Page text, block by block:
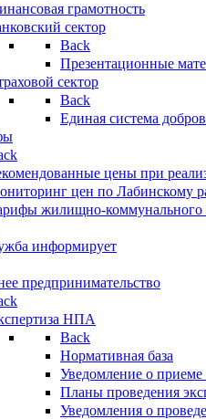
грамотность
сектор
Back
Презентационные
сектор
Back
Единая система
цены при
цен по Лабинскому
жилищно-коммунального
информирует
предпринимательство
НПА
Back
Нормативная база
Уведомление о
Планы проведения
Уведомления о